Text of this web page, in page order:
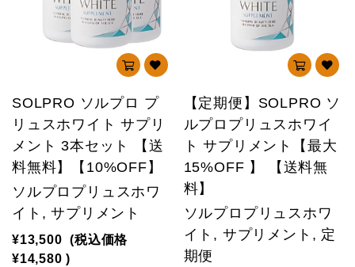
SOLPRO ソルプロ プ
リュスホワイト サプリ
メント 3本セット 【送
料無料】【10%OFF】
ソルプロプリュスホワ
イト, サプリメント
¥13,500 (税込価格
¥14,580 )
【定期便】SOLPRO ソ
ルプロプリュスホワイ
ト サプリメント【最大
15%OFF 】 【送料無
料】
ソルプロプリュスホワ
イト, サプリメント, 定
期便